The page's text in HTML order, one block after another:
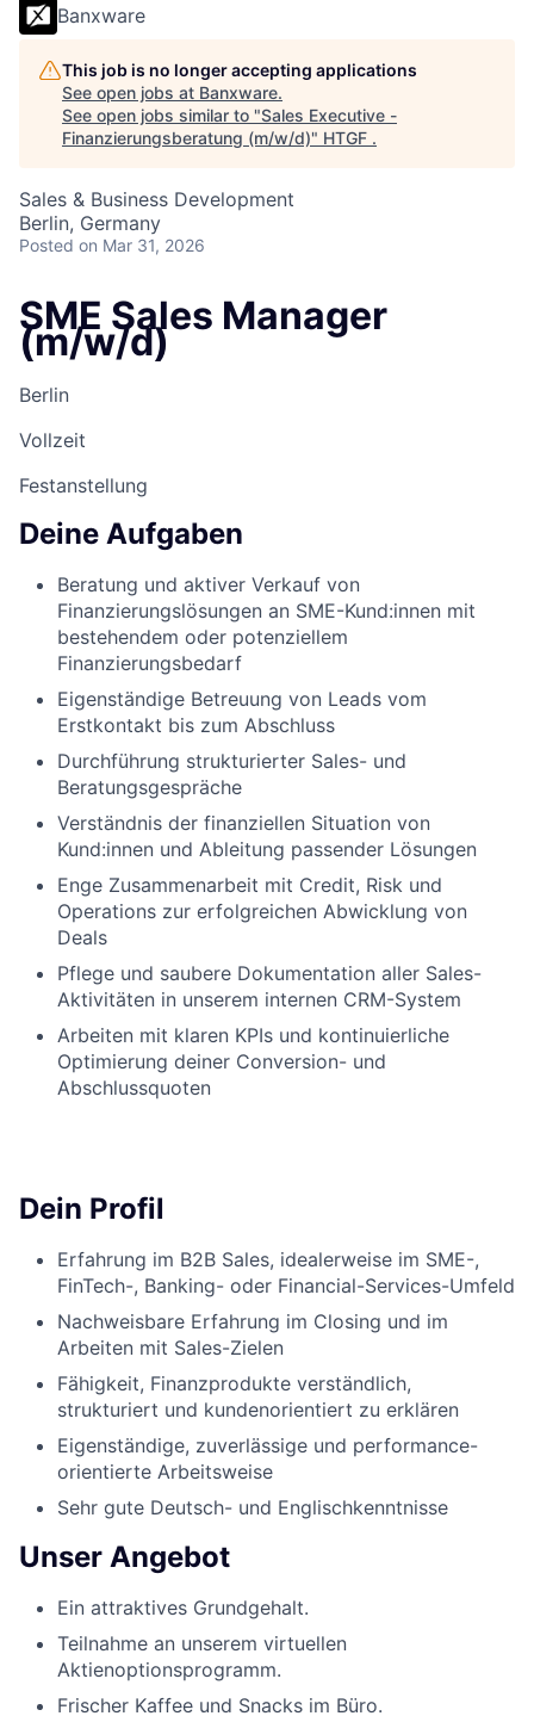
Banxware
This job is no longer accepting applications
See open jobs at Banxware.
See open jobs similar to "Sales Executive -
Finanzierungsberatung (m/w/d)" HTGF .
Sales & Business Development
Berlin, Germany
Posted on Mar 31, 2026
SME Sales Manager
(m/w/d)
Berlin
Vollzeit
Festanstellung
Deine Aufgaben
Beratung und aktiver Verkauf von
Finanzierungslösungen an SME-Kund:innen mit
bestehendem oder potenziellem
Finanzierungsbedarf
Eigenständige Betreuung von Leads vom
Erstkontakt bis zum Abschluss
Durchführung strukturierter Sales- und
Beratungsgespräche
Verständnis der finanziellen Situation von
Kund:innen und Ableitung passender Lösungen
Enge Zusammenarbeit mit Credit, Risk und
Operations zur erfolgreichen Abwicklung von
Deals
Pflege und saubere Dokumentation aller Sales-
Aktivitäten in unserem internen CRM-System
Arbeiten mit klaren KPIs und kontinuierliche
Optimierung deiner Conversion- und
Abschlussquoten
Dein Profil
Erfahrung im B2B Sales, idealerweise im SME-,
FinTech-, Banking- oder Financial-Services-Umfeld
Nachweisbare Erfahrung im Closing und im
Arbeiten mit Sales-Zielen
Fähigkeit, Finanzprodukte verständlich,
strukturiert und kundenorientiert zu erklären
Eigenständige, zuverlässige und performance-
orientierte Arbeitsweise
Sehr gute Deutsch- und Englischkenntnisse
Unser Angebot
Ein attraktives Grundgehalt.
Teilnahme an unserem virtuellen
Aktienoptionsprogramm.
Frischer Kaffee und Snacks im Büro.